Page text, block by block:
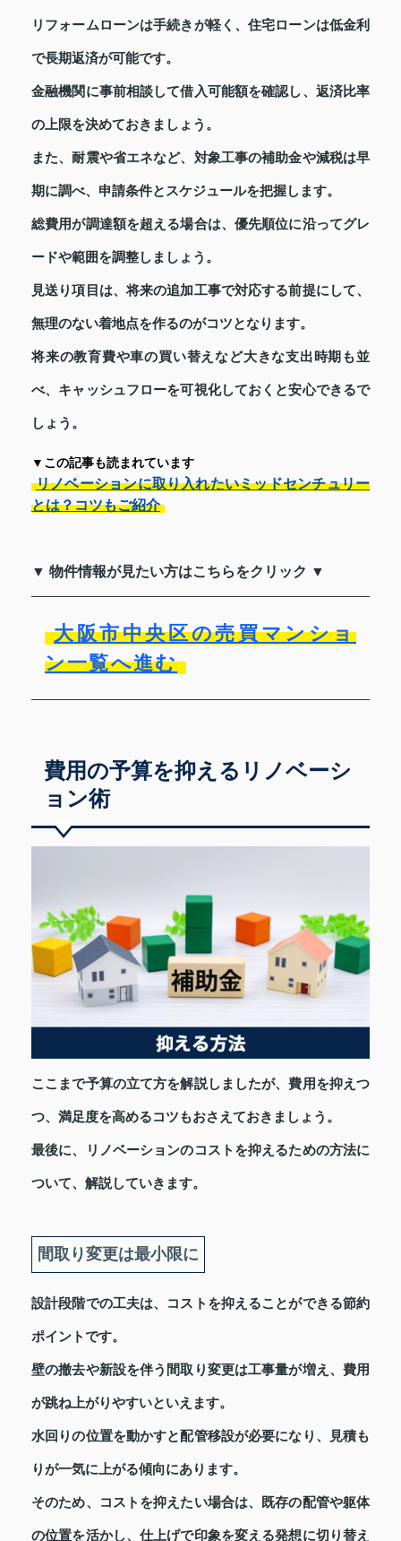
リフォームローンは手続きが軽く、住宅ローンは低金利
で長期返済が可能です。
金融機関に事前相談して借入可能額を確認し、返済比率
の上限を決めておきましょう。
また、耐震や省エネなど、対象工事の補助金や減税は早
期に調べ、申請条件とスケジュールを把握します。
総費用が調達額を超える場合は、優先順位に沿ってグレ
ードや範囲を調整しましょう。
見送り項目は、将来の追加工事で対応する前提にして、
無理のない着地点を作るのがコツとなります。
将来の教育費や車の買い替えなど大きな支出時期も並
べ、キャッシュフローを可視化しておくと安心できるで
しょう。
▼この記事も読まれています
リノベーションに取り入れたいミッドセンチュリー
とは？コツもご紹介
▼ 物件情報が見たい方はこちらをクリック ▼
大阪市中央区の売買マンショ
ン一覧へ進む
費用の予算を抑えるリノベーシ
ョン術
ここまで予算の立て方を解説しましたが、費用を抑えつ
つ、満足度を高めるコツもおさえておきましょう。
最後に、リノベーションのコストを抑えるための方法に
ついて、解説していきます。
間取り変更は最小限に
設計段階での工夫は、コストを抑えることができる節約
ポイントです。
壁の撤去や新設を伴う間取り変更は工事量が増え、費用
が跳ね上がりやすいといえます。
水回りの位置を動かすと配管移設が必要になり、見積も
りが一気に上がる傾向にあります。
そのため、コストを抑えたい場合は、既存の配管や躯体
の位置を活かし、仕上げで印象を変える発想に切り替え